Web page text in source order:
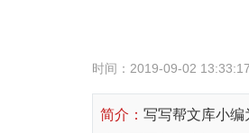
时间：2019-09-02 13:33:17
简介： 写写帮文库小